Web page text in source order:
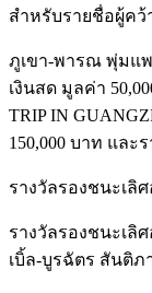
สำหรับรายชื่อผู้คว้
ภูเขา-พารณ พุ่มแพร
เงินสด มูลค่า
TRIP IN
150,000 บาท และร
รางวัลรองชนะเลิ
รางวัลรองชนะเลิ
เบิ้ล-บูรฉัตร สันติภ